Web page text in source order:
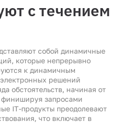
с течением
собой динамичные
которые непрерывно
к динамичным
решений
обстоятельств, начиная от
финишируя запросами
IT-продукты преодолевают
что включает в